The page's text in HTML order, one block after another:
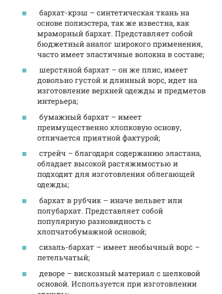
бархат-крэш – синтетическая ткань на
основе полиэстера, так же известна, как
мраморный бархат. Представляет собой
бюджетный аналог широкого применения,
часто имеет эластичные волокна в составе;
шерстяной бархат – он же плис, имеет
довольно густой и длинный ворс, идет на
изготовление верхней одежды и предметов
интерьера;
бумажный бархат – имеет
преимущественно хлопковую основу,
отличается приятной фактурой;
стрейч – благодаря содержанию эластана,
обладает высокой растяжимостью и
подходит для изготовления облегающей
одежды;
бархат в рубчик – иначе вельвет или
полубархат. Представляет собой
популярную разновидность с
хлопчатобумажной основой;
сизаль-бархат – имеет необычный ворс –
петельчатый;
деворе – вискозный материал с шелковой
основой. Используется при изготовлении